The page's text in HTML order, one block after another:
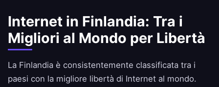
Internet in Finlandia: Tra i
Migliori al Mondo per Libertà
La Finlandia è consistentemente classificata tra i
paesi con la migliore libertà di Internet al mondo.